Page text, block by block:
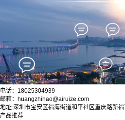
电话：18025304939
邮箱：huangzhihao@airuize.com
地址:深圳市宝安区福海街道和平社区重庆路新
产品推荐